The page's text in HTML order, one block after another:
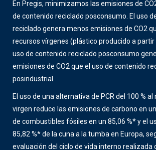
En Pregis, minimizamos las emisiones de
de contenido reciclado posconsumo. El uso
reciclado genera menos emisiones de CO2
recursos vírgenes (plástico producido a partir
uso de contenido reciclado posconsumo
emisiones de CO2 que el uso de contenido
posindustrial.
El uso de una alternativa de PCR del 100 % al
virgen reduce las emisiones de carbono en
de combustibles fósiles en un 85,06 %* y el
85,82 %* de la cuna a la tumba en Europa,
evaluación del ciclo de vida interno realizada